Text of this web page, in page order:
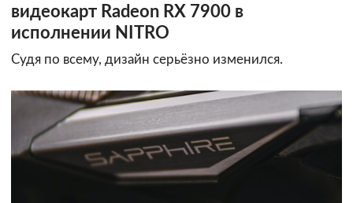
видеокарт Radeon RX 7900 в
исполнении NITRO
Судя по всему, дизайн серьёзно изменился.